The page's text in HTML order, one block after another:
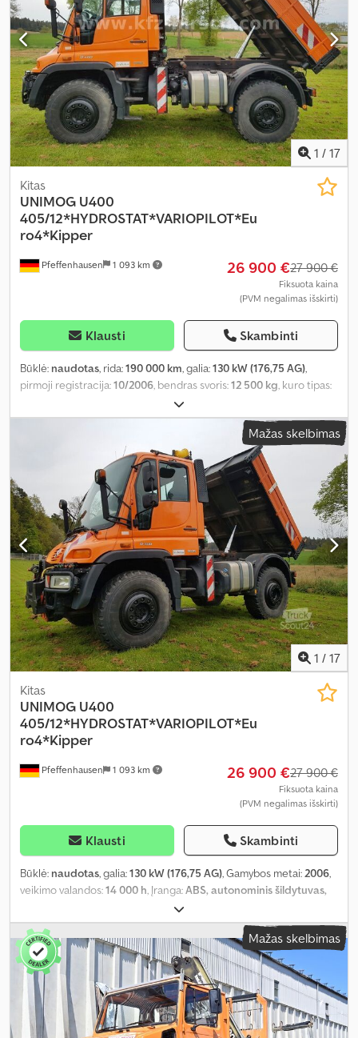
1 / 17
Pfeffenhausen 1 093 km
Kitas
UNIMOG U400
405/12*HYDROSTAT*VARIOPILOT*Eu
ro4*Kipper
26 900 €27 900 €
Fiksuota kaina
(PVM negalimas išskirti)
Klausti Skambinti
Būklė: naudotas, rida:190 000 km, galia:130 kW (176,75 AG),
pirmoji registracija:10/2006, bendras svoris:12 500 kg, kuro tipas:
, pavaros tipas:
klasė:Euro 4, Įranga:ABS, elektroninė stabilumo programa (ESP),
galinis keltuvas, kompresorius, oro kondicionavimas, suodžių
filtras, visų varančiųjų ratų pavara,
Mažas skelbimas
1 / 17
Pfeffenhausen 1 093 km
Kitas
UNIMOG U400
405/12*HYDROSTAT*VARIOPILOT*Eu
ro4*Kipper
26 900 €27 900 €
Fiksuota kaina
(PVM negalimas išskirti)
Klausti Skambinti
Būklė: naudotas, galia:130 kW (176,75 AG), Gamybos metai:2006,
veikimo valandos:14 000 h, Įranga:ABS, autonominis šildytuvas,
kabina, visų varančiųjų ratų pavara
Mažas skelbimas